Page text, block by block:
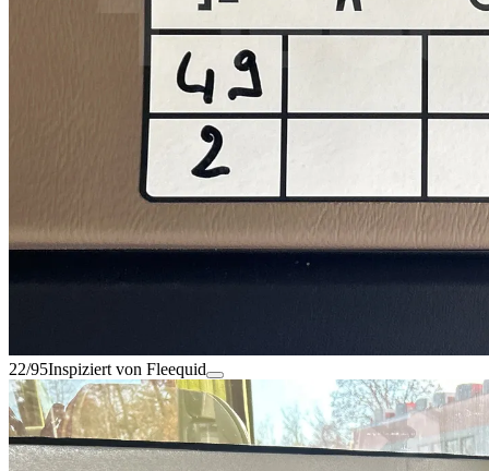
22/95Inspiziert von Fleequid